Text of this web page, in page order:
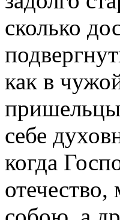
сколько
как в
себе
когда